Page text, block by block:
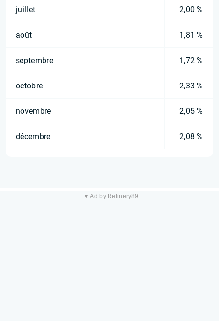
juillet 2,00 %
août 1,81 %
septembre 1,72 %
octobre 2,33 %
novembre 2,05 %
décembre 2,08 %
▼ Ad by Refinery89